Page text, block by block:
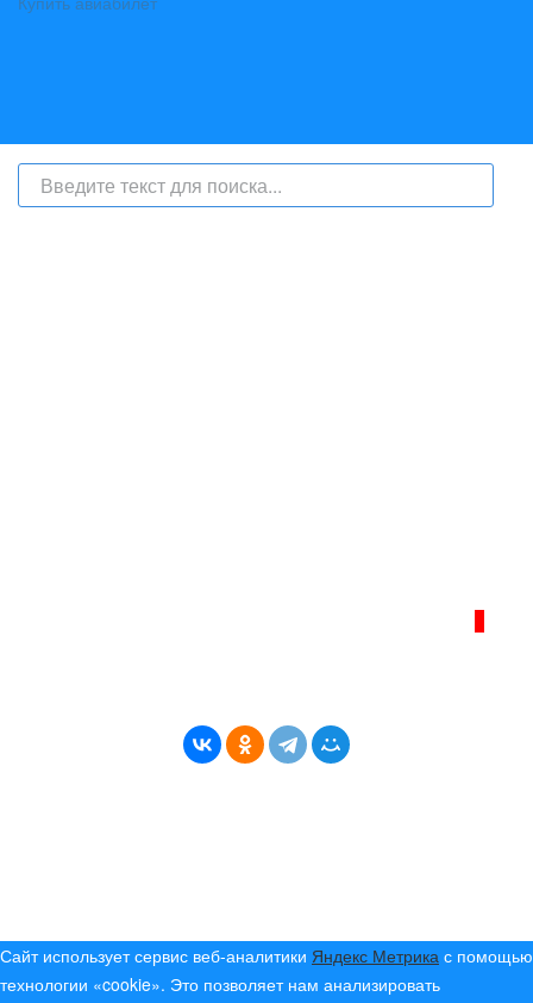
Сайт использует сервис веб-аналитики Яндекс Метрика с помощью
технологии «cookie». Это позволяет нам анализировать